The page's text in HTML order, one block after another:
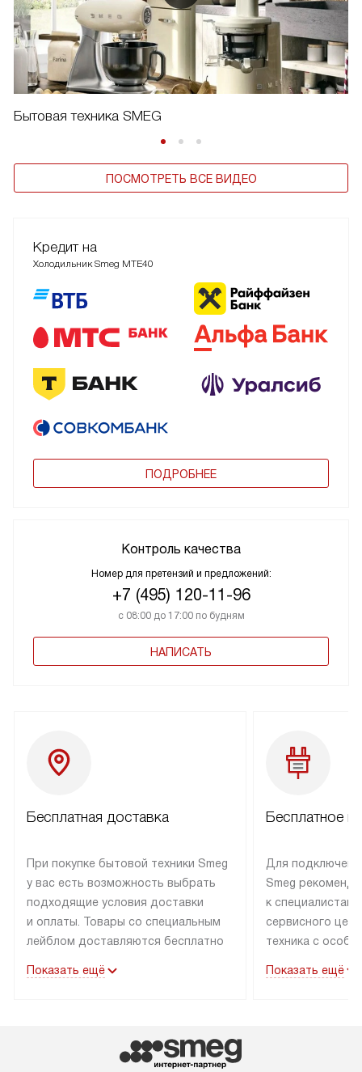
Бытовая техника SMEG
ПОСМОТРЕТЬ ВСЕ ВИДЕО
Кредит на
Холодильник Smeg MTE40
ПОДРОБНЕЕ
Контроль качества
+7 (495) 120-11-96
Бесплатная доставка
При покупке бытовой техники Smeg
у вас есть возможность выбрать
подходящие условия доставки
и оплаты. Товары со специальным
лейблом доставляются бесплатно
по Москве в пределах МКАД
маркировку «в наличии», может
быть отправлен покупателю
Показать ещё
Бесплатное
Для
Smeg
к специалистам
сервисного
подключается
Показать ещё